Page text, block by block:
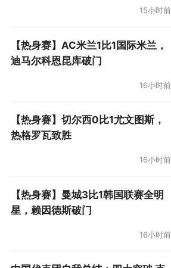
15小时前
【热身赛】AC米兰1比1国际米兰，
迪马尔科恩昆库破门
16小时前
【热身赛】切尔西0比1尤文图斯，
热格罗瓦致胜
16小时前
【热身赛】曼城3比1韩国联赛全明
星，赖因德斯破门
16小时前